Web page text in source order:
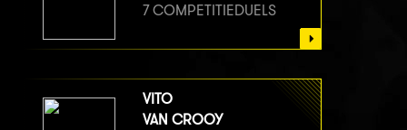
7 COMPETITIEDUELS
VITO
VAN CROOY